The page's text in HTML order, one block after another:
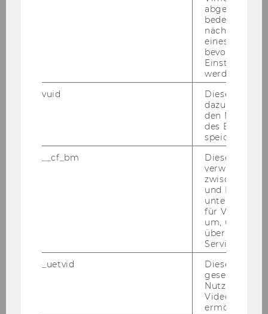
Seamless Learning Conference 2025
Tracks
Seamless Learning Conference 2023
abgespielt
bedeutet,
nächsten
eines Vimeo-
bevorzugten
werden.
vuid
Dieser
dazu
den
des
speichern.
__cf_bm
Dieses
verwendet,
zwischen
und Bots zu
für Vimeo
um, um
über die
Service zu
_uetvid
Dieses
gesetzt, um
Nutzung des
Videoplayers
ermöglichen